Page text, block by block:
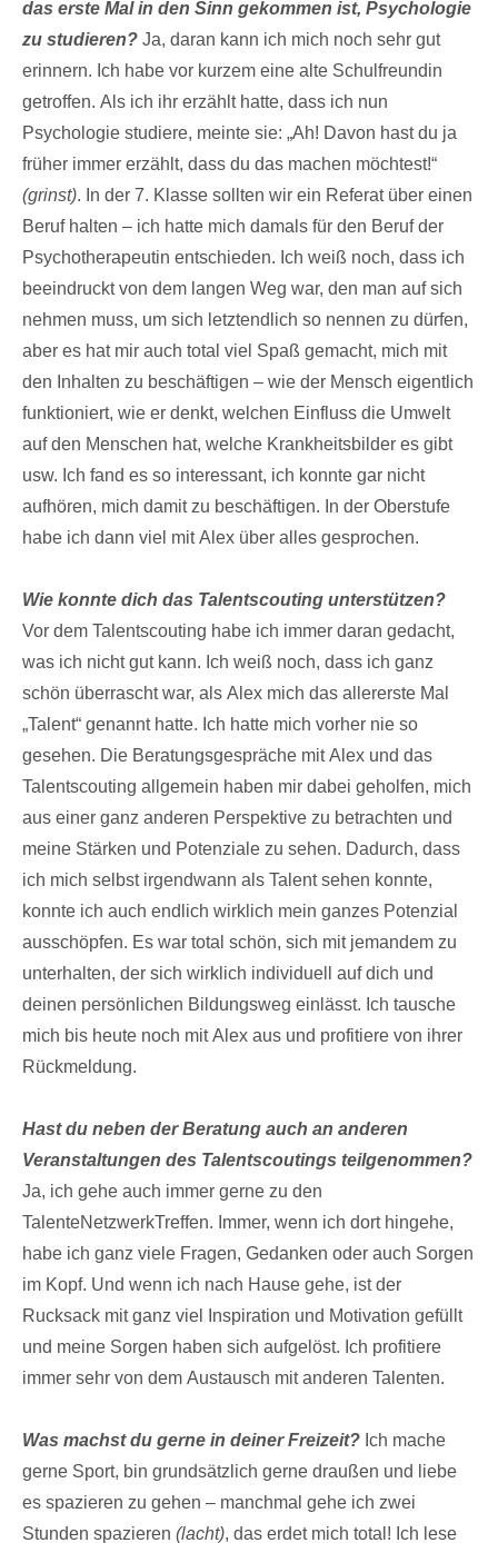
das erste Mal in den Sinn gekommen ist, Psychologie
zu studieren? Ja, daran kann ich mich noch sehr gut
erinnern. Ich habe vor kurzem eine alte Schulfreundin
getroffen. Als ich ihr erzählt hatte, dass ich nun
Psychologie studiere, meinte sie: „Ah! Davon hast du ja
früher immer erzählt, dass du das machen möchtest!“
(grinst). In der 7. Klasse sollten wir ein Referat über einen
Beruf halten – ich hatte mich damals für den Beruf der
Psychotherapeutin entschieden. Ich weiß noch, dass ich
beeindruckt von dem langen Weg war, den man auf sich
nehmen muss, um sich letztendlich so nennen zu dürfen,
aber es hat mir auch total viel Spaß gemacht, mich mit
den Inhalten zu beschäftigen – wie der Mensch eigentlich
funktioniert, wie er denkt, welchen Einfluss die Umwelt
auf den Menschen hat, welche Krankheitsbilder es gibt
usw. Ich fand es so interessant, ich konnte gar nicht
aufhören, mich damit zu beschäftigen. In der Oberstufe
habe ich dann viel mit Alex über alles gesprochen.
Wie konnte dich das Talentscouting unterstützen?
Vor dem Talentscouting habe ich immer daran gedacht,
was ich nicht gut kann. Ich weiß noch, dass ich ganz
schön überrascht war, als Alex mich das allererste Mal
„Talent“ genannt hatte. Ich hatte mich vorher nie so
gesehen. Die Beratungsgespräche mit Alex und das
Talentscouting allgemein haben mir dabei geholfen, mich
aus einer ganz anderen Perspektive zu betrachten und
meine Stärken und Potenziale zu sehen. Dadurch, dass
ich mich selbst irgendwann als Talent sehen konnte,
konnte ich auch endlich wirklich mein ganzes Potenzial
ausschöpfen. Es war total schön, sich mit jemandem zu
unterhalten, der sich wirklich individuell auf dich und
deinen persönlichen Bildungsweg einlässt. Ich tausche
mich bis heute noch mit Alex aus und profitiere von ihrer
Rückmeldung.
Hast du neben der Beratung auch an anderen
Veranstaltungen des Talentscoutings teilgenommen?
Ja, ich gehe auch immer gerne zu den
TalenteNetzwerkTreffen. Immer, wenn ich dort hingehe,
habe ich ganz viele Fragen, Gedanken oder auch Sorgen
im Kopf. Und wenn ich nach Hause gehe, ist der
Rucksack mit ganz viel Inspiration und Motivation gefüllt
und meine Sorgen haben sich aufgelöst. Ich profitiere
immer sehr von dem Austausch mit anderen Talenten.
Was machst du gerne in deiner Freizeit? Ich mache
gerne Sport, bin grundsätzlich gerne draußen und liebe
es spazieren zu gehen – manchmal gehe ich zwei
Stunden spazieren (lacht), das erdet mich total! Ich lese